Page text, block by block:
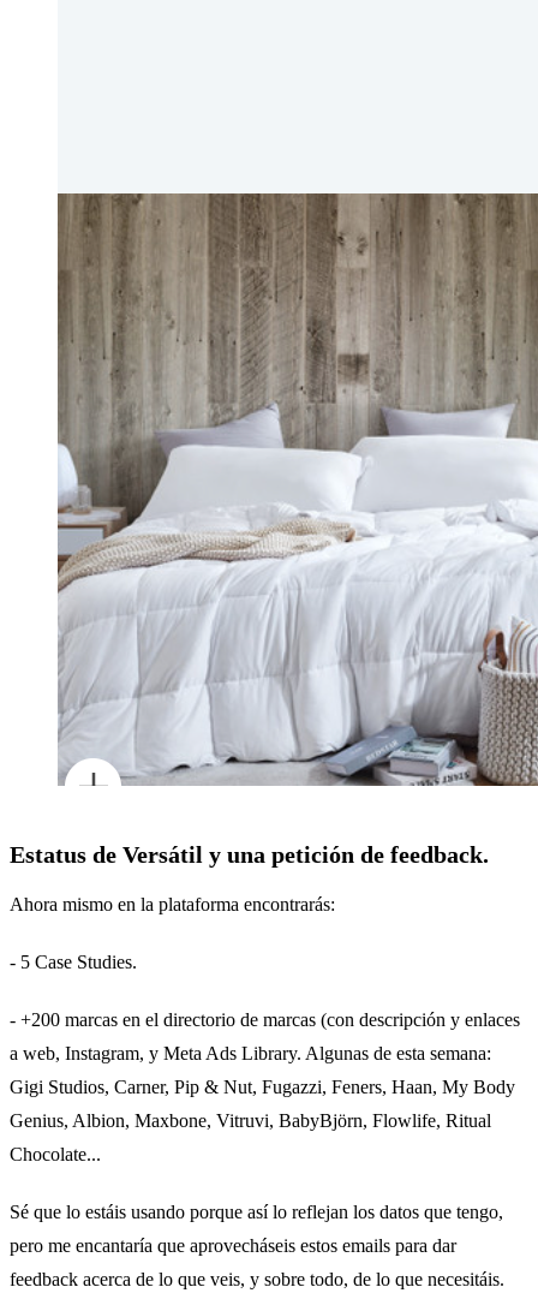
Estatus de Versátil y una petición de feedback.
Ahora mismo en la plataforma encontrarás:
- 5 Case Studies.
- +200 marcas en el directorio de marcas (con descripción y enlaces
a web, Instagram, y Meta Ads Library. Algunas de esta semana:
Gigi Studios, Carner, Pip & Nut, Fugazzi, Feners, Haan, My Body
Genius, Albion, Maxbone, Vitruvi, BabyBjörn, Flowlife, Ritual
Chocolate...
Sé que lo estáis usando porque así lo reflejan los datos que tengo,
pero me encantaría que aprovecháseis estos emails para dar
feedback acerca de lo que veis, y sobre todo, de lo que necesitáis.